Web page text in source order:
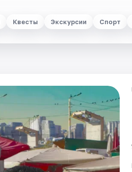
Квесты Экскурсии Спорт